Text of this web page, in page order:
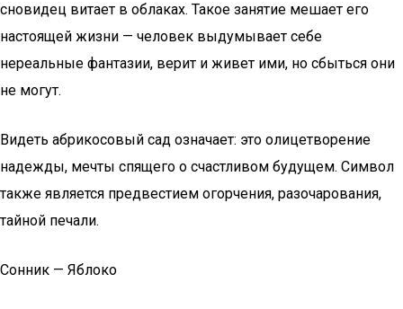
сновидец витает в облаках. Такое занятие мешает его
настоящей жизни — человек выдумывает себе
нереальные фантазии, верит и живет ими, но сбыться они
не могут.
Видеть абрикосовый сад означает: это олицетворение
надежды, мечты спящего о счастливом будущем. Символ
также является предвестием огорчения, разочарования,
тайной печали.
Сонник — Яблоко